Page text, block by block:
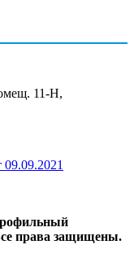
11-Н,
права защищены.